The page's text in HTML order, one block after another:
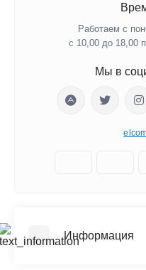
Работаем с
с 10,00 до 18,00
Мы в
Информация